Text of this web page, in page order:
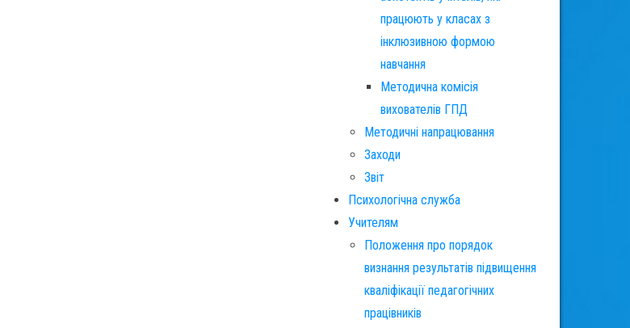
працюють у класах з
інклюзивною формою
навчання
Методична комісія
вихователів ГПД
Методичні напрацювання
Заходи
Звіт
Психологічна служба
Учителям
Положення про порядок
визнання результатів підвищення
кваліфікації педагогічних
працівників